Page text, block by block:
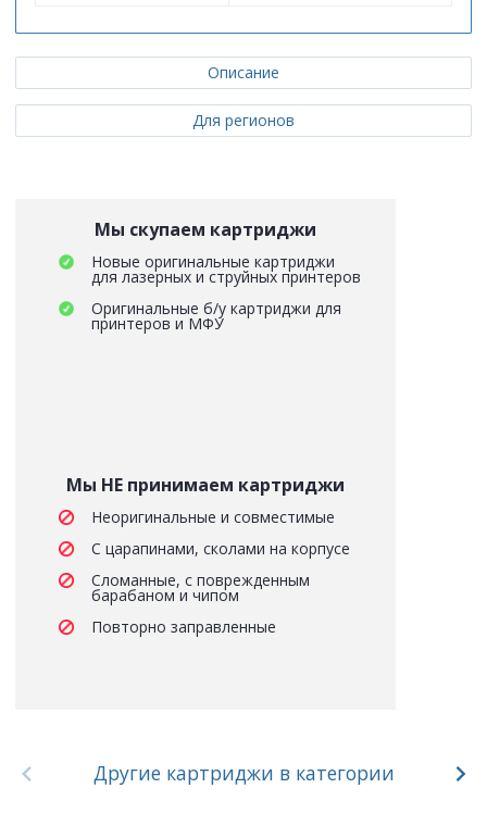
Описание
Для регионов
Мы скупаем картриджи
Новые оригинальные картриджи
для лазерных и струйных принтеров
Оригинальные б/у картриджи для
принтеров и МФУ
Мы НЕ принимаем картриджи
Неоригинальные и совместимые
С царапинами, сколами на корпусе
Сломанные, с поврежденным
барабаном и чипом
Повторно заправленные
Другие картриджи в категории